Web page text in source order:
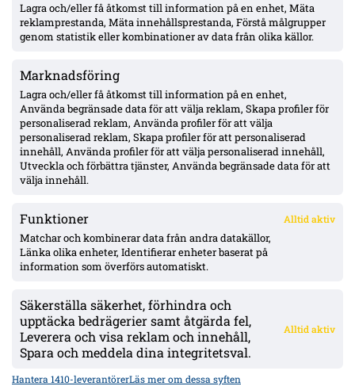
Lagra och/eller få åtkomst till information på en enhet, Mäta
reklamprestanda, Mäta innehållsprestanda, Förstå målgrupper
genom statistik eller kombinationer av data från olika källor.
Marknadsföring
Lagra och/eller få åtkomst till information på en enhet,
Använda begränsade data för att välja reklam, Skapa profiler för
personaliserad reklam, Använda profiler för att välja
personaliserad reklam, Skapa profiler för att personaliserad
innehåll, Använda profiler för att välja personaliserad innehåll,
Utveckla och förbättra tjänster, Använda begränsade data för att
välja innehåll.
Funktioner Alltid aktiv
Matchar och kombinerar data från andra datakällor,
Länka olika enheter, Identifierar enheter baserat på
information som överförs automatiskt.
Säkerställa säkerhet, förhindra och
upptäcka bedrägerier samt åtgärda fel,
Leverera och visa reklam och innehåll,
Spara och meddela dina integritetsval.
Alltid aktiv
Hantera 1410-leverantörerLäs mer om dessa syften
Officiellt: Djurgården värvar Sander Finjord Ringberg – 15
assist på 13 matcher i Hönefoss, kontrakt till juni 2031
Officiellt: Stefano Vecchia lämnar Malmö FF – två SM-guld och
ett cupguld i bagaget
IFK Göteborg 0–1 mot Gent: Goores firande utlöste bråk – VAR-
ilska och heta scener inför returen
ÖVERSIKT
Nyheter & Reportage
Spelarbetyg
KONTAKT
kontakt@bollsvenskan.se
redaktionen@bollsvenskan.se
jobb@bollsvenskan.se